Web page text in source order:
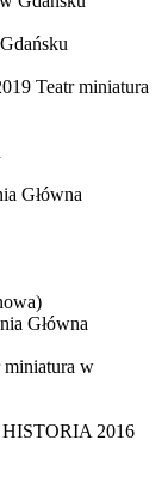
Teatr miniatura
Główna
Główna
miniatura w
2016